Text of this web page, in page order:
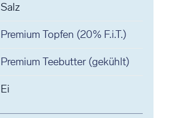
Salz
Premium Topfen (20% F.i.T.)
Premium Teebutter (gekühlt)
Ei